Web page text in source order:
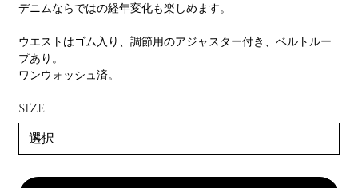
デニムならではの経年変化も楽しめます。
ウエストはゴム入り、調節用のアジャスター付き、ベルトルー
プあり。
ワンウォッシュ済。
SIZE